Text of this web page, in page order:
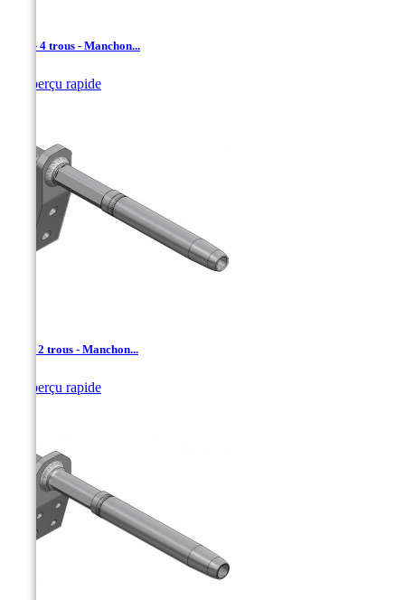
ADL - 4 trous - Manchon...
Aperçu rapide
DAC- 2 trous - Manchon...
Aperçu rapide